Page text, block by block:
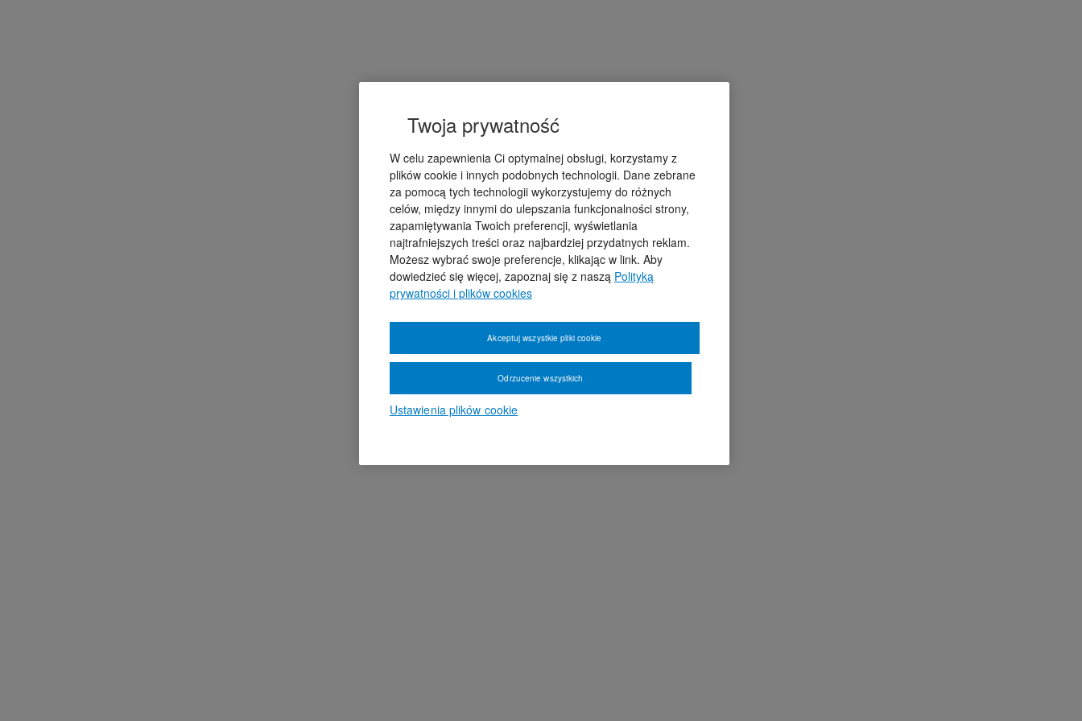
Twoja prywatność
W celu zapewnienia Ci optymalnej obsługi, korzystamy z
plików cookie i innych podobnych technologii. Dane zebrane
za pomocą tych technologii wykorzystujemy do różnych
celów, między innymi do ulepszania funkcjonalności strony,
zapamiętywania Twoich preferencji, wyświetlania
najtrafniejszych treści oraz najbardziej przydatnych reklam.
Możesz wybrać swoje preferencje, klikając w link. Aby
dowiedzieć się więcej, zapoznaj się z naszą Polityką
prywatności i plików cookies
Ustawienia plików cookie
Odrzucenie wszystkich
Akceptuj wszystkie pliki cookie